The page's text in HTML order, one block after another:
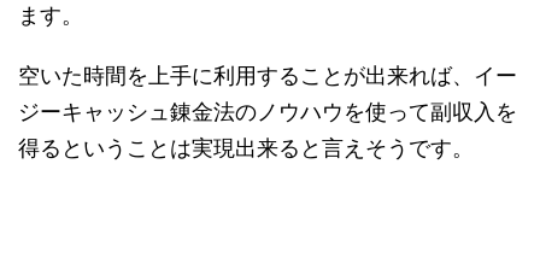
ます。
空いた時間を上手に利用することが出来れば、イー
ジーキャッシュ錬金法のノウハウを使って副収入を
得るということは実現出来ると言えそうです。